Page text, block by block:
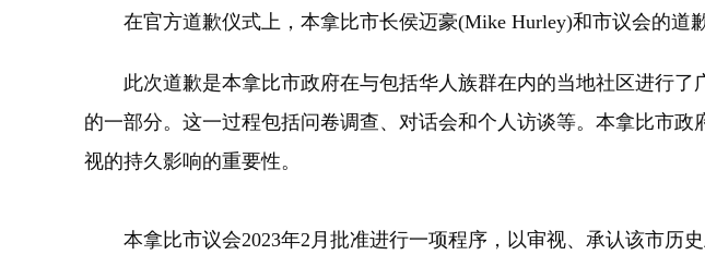
在官方道歉仪式上，本拿比市长侯迈豪(Mike Hurley)和市议会的道
此次道歉是本拿比市政府在与包括华人族群在内的当地社区进行了
的一部分。这一过程包括问卷调查、对话会和个人访谈等。本拿比市
视的持久影响的重要性。
本拿比市议会2023年2月批准进行一项程序，以审视、承认该市历